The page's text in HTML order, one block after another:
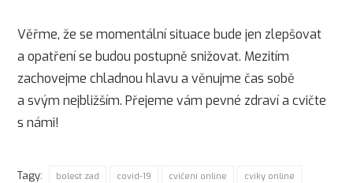
Věřme, že se momentální situace bude jen zlepšovat
a opatření se budou postupně snižovat. Mezitím
zachovejme chladnou hlavu a věnujme čas sobě
a svým nejbližším. Přejeme vám pevné zdraví a cvičte
s námi!
Tagy: bolest zad covid-19 cvičení online cviky online